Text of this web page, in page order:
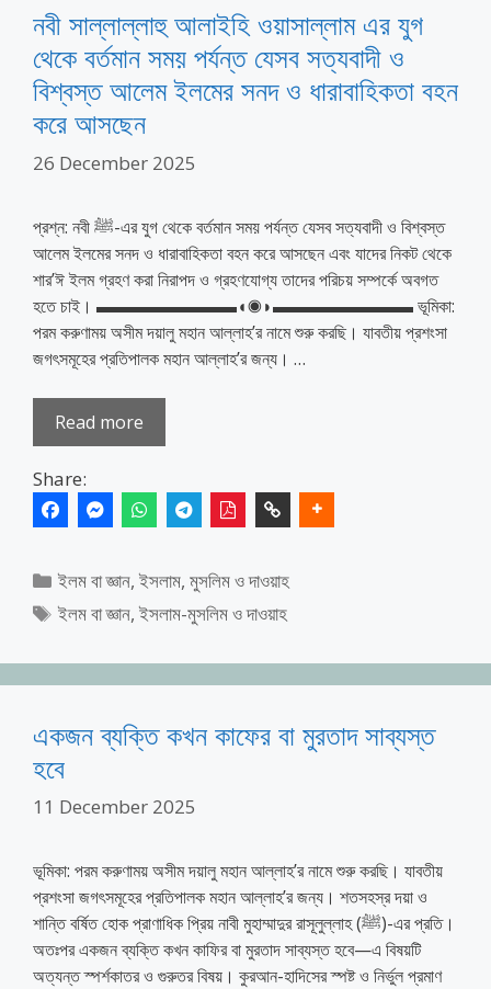
নবী সাল্লাল্লাহু আলাইহি ওয়াসাল্লাম এর যুগ
থেকে বর্তমান সময় পর্যন্ত যেসব সত্যবাদী ও
বিশ্বস্ত আলেম ইলমের সনদ ও ধারাবাহিকতা বহন
করে আসছেন
26 December 2025
প্রশ্ন: নবী ﷺ-এর যুগ থেকে বর্তমান সময় পর্যন্ত যেসব সত্যবাদী ও বিশ্বস্ত
আলেম ইলমের সনদ ও ধারাবাহিকতা বহন করে আসছেন এবং যাদের নিকট থেকে
শার’ঈ ইলম গ্রহণ করা নিরাপদ ও গ্রহণযোগ্য তাদের পরিচয় সম্পর্কে অবগত
হতে চাই। ▬▬▬▬▬▬▬▬◖◉◗▬▬▬▬▬▬▬▬ ভূমিকা:
পরম করুণাময় অসীম দয়ালু মহান আল্লাহ’র নামে শুরু করছি। যাবতীয় প্রশংসা
জগৎসমূহের প্রতিপালক মহান আল্লাহ’র জন্য। …
Read more
Share:
Categories
ইলম বা জ্ঞান,ইসলাম, মুসলিম ও দাওয়াহ
Tags
ইলম বা জ্ঞান,ইসলাম-মুসলিম ও দাওয়াহ
একজন ব্যক্তি কখন কাফের বা মুরতাদ সাব্যস্ত
হবে
11 December 2025
ভূমিকা: পরম করুণাময় অসীম দয়ালু মহান আল্লাহ’র নামে শুরু করছি। যাবতীয়
প্রশংসা জগৎসমূহের প্রতিপালক মহান আল্লাহ’র জন্য। শতসহস্র দয়া ও
শান্তি বর্ষিত হোক প্রাণাধিক প্রিয় নাবী মুহাম্মাদুর রাসূলুল্লাহ (ﷺ)-এর প্রতি।
অতঃপর একজন ব্যক্তি কখন কাফির বা মুরতাদ সাব্যস্ত হবে—এ বিষয়টি
অত্যন্ত স্পর্শকাতর ও গুরুতর বিষয়। কুরআন-হাদিসের স্পষ্ট ও নির্ভুল প্রমাণ